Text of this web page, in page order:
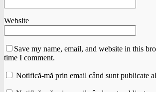
Website
Save my name, email, and website in this
time I comment.
Notifică-mă prin email când sunt publicate